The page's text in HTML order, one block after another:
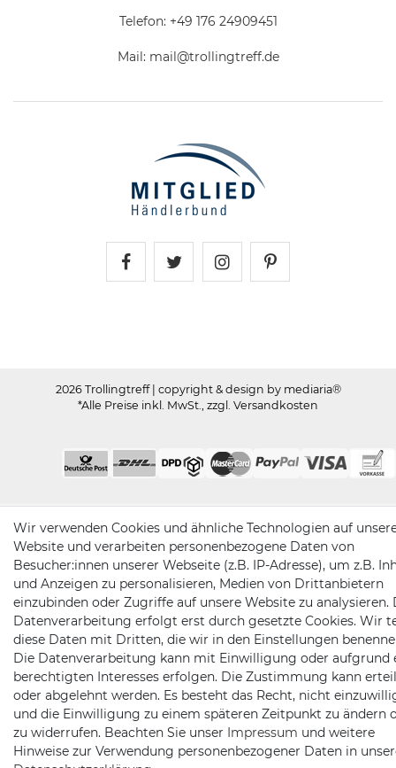
Telefon: +49 176 24909451
Mail: mail@trollingtreff.de
2026 Trollingtreff | copyright & design by mediaria®
*Alle Preise inkl. MwSt., zzgl. Versandkosten
Wir verwenden Cookies und ähnliche Technologien auf
Website und verarbeiten personenbezogene Daten von
Besucher:innen unserer Webseite (z.B. IP-Adresse), um z.B.
und Anzeigen zu personalisieren, Medien von Drittanbietern
einzubinden oder Zugriffe auf unsere Website zu analysieren.
Datenverarbeitung erfolgt erst durch gesetzte Cookies. Wir
diese Daten mit Dritten, die wir in den Einstellungen
Die Datenverarbeitung kann mit Einwilligung oder aufgrund
berechtigten Interesses erfolgen. Die Zustimmung kann
oder abgelehnt werden. Es besteht das Recht, nicht
und die Einwilligung zu einem späteren Zeitpunkt zu ändern
zu widerrufen. Beachten Sie unser Impressum und weitere
Hinweise zur Verwendung personenbezogener Daten in